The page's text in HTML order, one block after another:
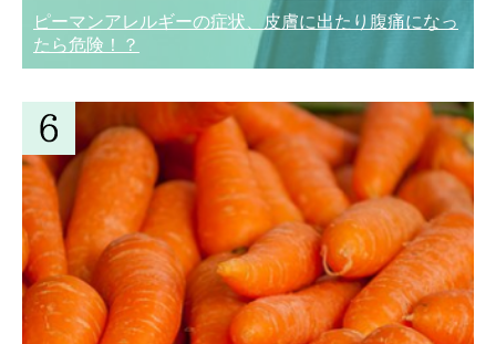
ピーマンアレルギーの症状、皮膚に出たり腹痛になっ
たら危険！？